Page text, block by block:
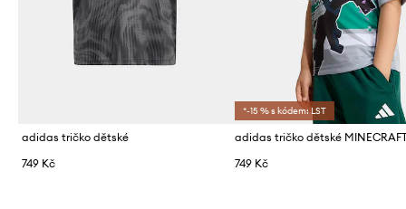
adidas tričko dětské
749 Kč
*-15 % s kódem: LST
adidas tričko dětské
749 Kč